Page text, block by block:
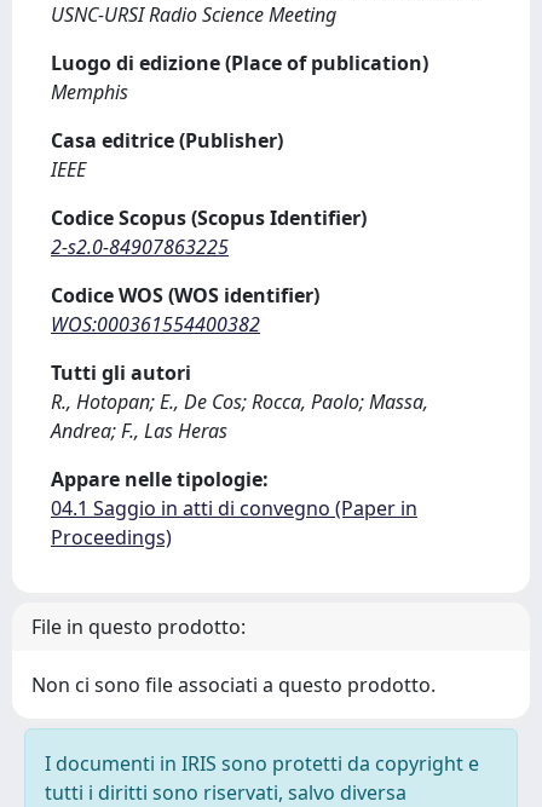
USNC-URSI Radio Science Meeting
Luogo di edizione (Place of publication)
Memphis
Casa editrice (Publisher)
IEEE
Codice Scopus (Scopus Identifier)
2-s2.0-84907863225
Codice WOS (WOS identifier)
WOS:000361554400382
Tutti gli autori
R., Hotopan; E., De Cos; Rocca, Paolo; Massa,
Andrea; F., Las Heras
Appare nelle tipologie:
04.1 Saggio in atti di convegno (Paper in
Proceedings)
File in questo prodotto:
Non ci sono file associati a questo prodotto.
I documenti in IRIS sono protetti da copyright e
tutti i diritti sono riservati, salvo diversa